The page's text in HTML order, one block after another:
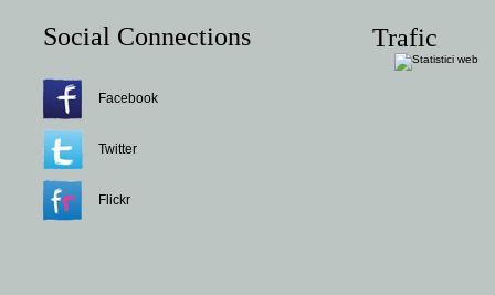
Social Connections
Facebook
Twitter
Flickr
Trafic